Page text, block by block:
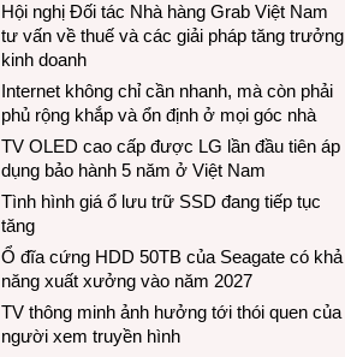
Hội nghị Đối tác Nhà hàng Grab Việt Nam
tư vấn về thuế và các giải pháp tăng trưởng
kinh doanh
Internet không chỉ cần nhanh, mà còn phải
phủ rộng khắp và ổn định ở mọi góc nhà
TV OLED cao cấp được LG lần đầu tiên áp
dụng bảo hành 5 năm ở Việt Nam
Tình hình giá ổ lưu trữ SSD đang tiếp tục
tăng
Ổ đĩa cứng HDD 50TB của Seagate có khả
năng xuất xưởng vào năm 2027
TV thông minh ảnh hưởng tới thói quen của
người xem truyền hình